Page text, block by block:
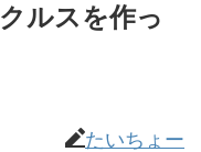
ルスを作っ
たいちょー